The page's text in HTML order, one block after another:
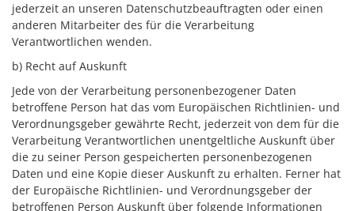
jederzeit an unseren Datenschutzbeauftragten oder einen
anderen Mitarbeiter des für die Verarbeitung
Verantwortlichen wenden.
b) Recht auf Auskunft
Jede von der Verarbeitung personenbezogener Daten
betroffene Person hat das vom Europäischen Richtlinien- und
Verordnungsgeber gewährte Recht, jederzeit von dem für die
Verarbeitung Verantwortlichen unentgeltliche Auskunft über
die zu seiner Person gespeicherten personenbezogenen
Daten und eine Kopie dieser Auskunft zu erhalten. Ferner hat
der Europäische Richtlinien- und Verordnungsgeber der
betroffenen Person Auskunft über folgende Informationen